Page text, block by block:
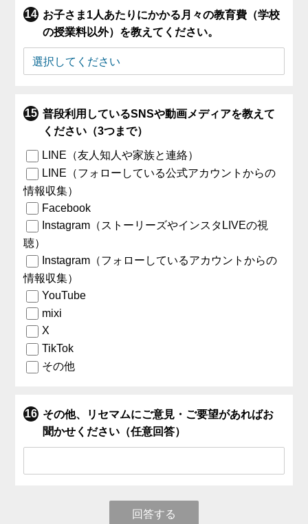
お子さま1人あたりにかかる月々の教育費（学校
の授業料以外）を教えてください。
普段利用しているSNSや動画メディアを教えて
ください（3つまで）
LINE（友人知人や家族と連絡）
LINE（フォローしている公式アカウントからの
情報収集）
Facebook
Instagram（ストーリーズやインスタLIVEの視
聴）
Instagram（フォローしているアカウントからの
情報収集）
YouTube
mixi
X
TikTok
その他
その他、リセマムにご意見・ご要望があればお
聞かせください（任意回答）
回答する